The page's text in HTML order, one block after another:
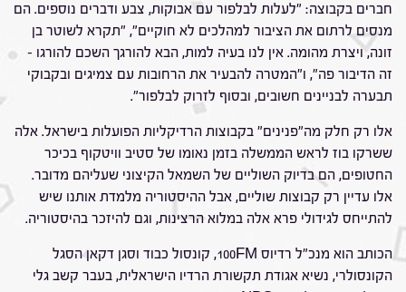
חברים בקבוצה: "לעלות לבלפור עם אבוקות, צבע ודברים נוספים. הם
מנסים לרתום את הציבור למהלכים לא חוקיים", "תקרא לשוטר בן
זונה, ויצרת מהומה. אין לנו בעיה למות, הבא להורגך השכם להורגו –
זה הדיבור פה", ו"המטרה להבעיר את הרחובות עם צמיגים ובקבוקי
תבערה לבניינים חשובים, ובסוף לזרוק לבלפור".
אלו רק חלק מה"פנינים" בקבוצות הרדיקליות הפועלות בישראל. אלה
ששרקו בוז לראש הממשלה בזמן נאומו של סטיב וויטקוף בכיכר
החטופים, הם בדיוק השוליים של השמאל הקיצוני שעליהם מדובר.
אלו עדיין רק קבוצות שוליים, אבל ההיסטוריה מלמדת אותנו שיש
להתייחס לגידולי פרא אלה במלוא הרצינות, וגם להיזכר בהיסטוריה.
הכותב הוא מנכ"ל רדיוס 100FM, קונסול כבוד וסגן דקאן הסגל
הקונסולרי, נשיא אגודת תקשורת הרדיו הישראלית, בעבר קשב גלי